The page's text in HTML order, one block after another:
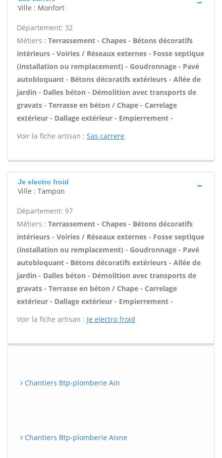
Ville : Monfort
Département: 32
Métiers : Terrassement - Chapes - Bétons décoratifs
intérieurs - Voiries / Réseaux externes - Fosse septique
(installation ou remplacement) - Goudronnage - Pavé
autobloquant - Bétons décoratifs extérieurs - Allée de
jardin - Dalles béton - Démolition avec transports de
gravats - Terrasse en béton / Chape - Carrelage
extérieur - Dallage extérieur - Empierrement -
Voir la fiche artisan : Sas carrere
Je electro froid
Ville : Tampon
Département: 97
Métiers : Terrassement - Chapes - Bétons décoratifs
intérieurs - Voiries / Réseaux externes - Fosse septique
(installation ou remplacement) - Goudronnage - Pavé
autobloquant - Bétons décoratifs extérieurs - Allée de
jardin - Dalles béton - Démolition avec transports de
gravats - Terrasse en béton / Chape - Carrelage
extérieur - Dallage extérieur - Empierrement -
Voir la fiche artisan : Je electro froid
Chantiers Btp-plomberie Ain
Chantiers Btp-plomberie Aisne